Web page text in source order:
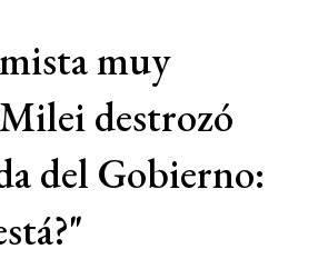
muy
destrozó
del Gobierno: